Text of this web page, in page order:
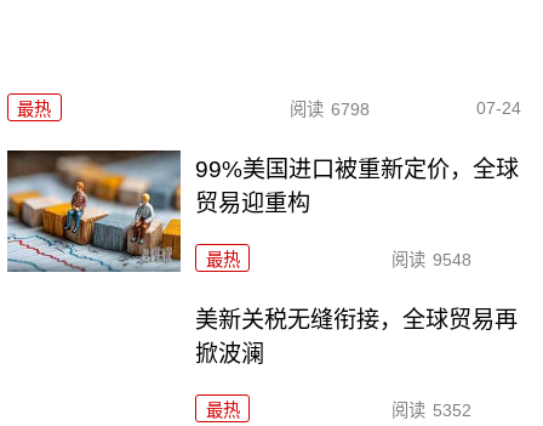
最热 阅读 6798 07-24
99%美国进口被重新定价，全球
贸易迎重构
最热 阅读 9548
美新关税无缝衔接，全球贸易再
掀波澜
最热 阅读 5352